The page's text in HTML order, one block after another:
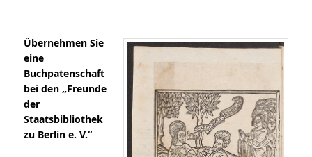
Übernehmen Sie
eine
Buchpatenschaft
bei den „Freunde
der
Staatsbibliothek
zu Berlin e. V.“